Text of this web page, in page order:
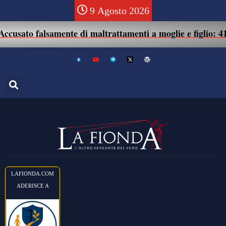
9 Agosto 2026
falsamente di maltrattamenti a moglie e figlio: 41enne
LAFIONDA.COM
ADERISCE A